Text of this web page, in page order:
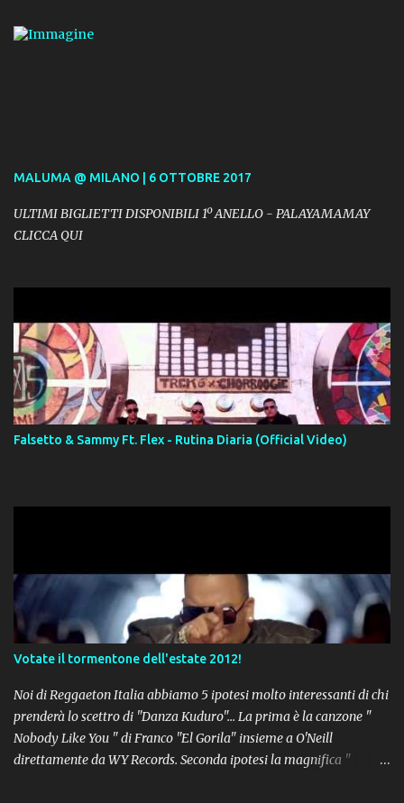
MALUMA @ MILANO | 6 OTTOBRE 2017
ULTIMI BIGLIETTI DISPONIBILI 1º ANELLO - PALAYAMAMAY
CLICCA QUI
Falsetto & Sammy Ft. Flex - Rutina Diaria (Official Video)
Votate il tormentone dell'estate 2012!
Noi di Reggaeton Italia abbiamo 5 ipotesi molto interessanti di chi
prenderà lo scettro di "Danza Kuduro"... La prima è la canzone "
Nobody Like You " di Franco "El Gorila" insieme a O'Neill
direttamente da WY Records. Seconda ipotesi la magnifica "